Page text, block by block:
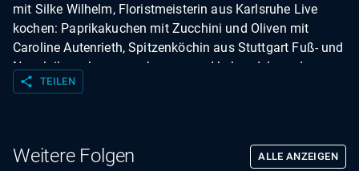
mit Silke Wilhelm, Floristmeisterin aus Karlsruhe Live
kochen: Paprikakuchen mit Zucchini und Oliven mit
Caroline Autenrieth, Spitzenköchin aus Stuttgart Fuß- und
Nagelpilz vorbeugen, erkennen und behandeln und
gepflegte Füße: Profi-Tipps für Haut und Nägel mit Peter
Spitzenköchin aus Stuttgart Menschen im Südwesten:
Meisterin im Twirling-Sport (Stabdrehen) mit Alisa Werner
share TEILEN
Weitere Folgen ALLE ANZEIGEN